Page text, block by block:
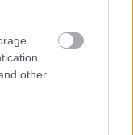
other